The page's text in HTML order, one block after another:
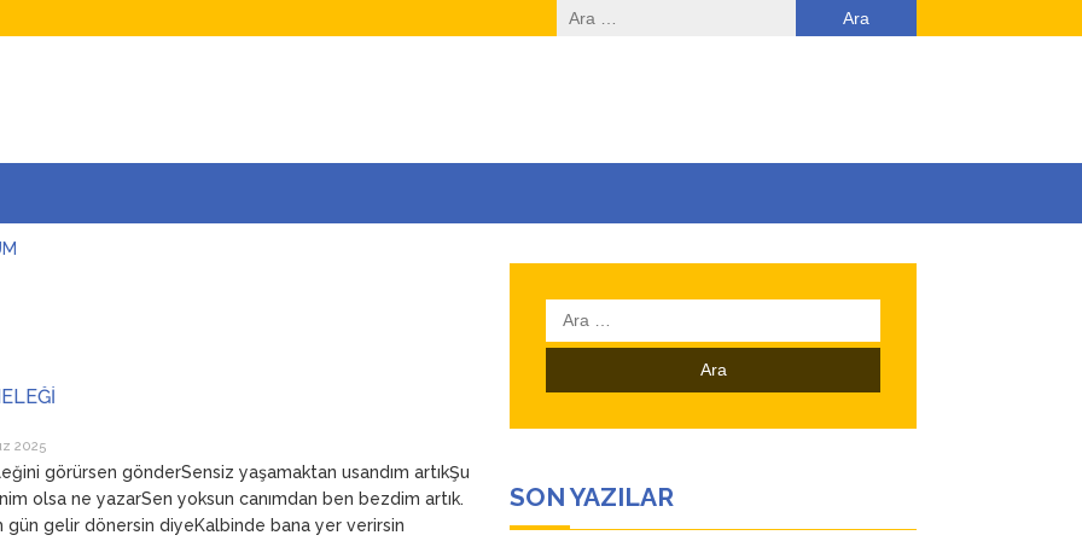
Arama:
2025
görürsen gönderSensiz yaşamaktan usandım artıkŞu
olsa ne yazarSen yoksun canımdan ben bezdim artık.
gün gelir dönersin diyeKalbinde bana yer verirsin
Arama:
SON YAZILAR